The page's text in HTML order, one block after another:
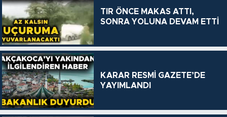
TIR ÖNCE MAKAS ATTI,
SONRA YOLUNA DEVAM ETTİ
KARAR RESMİ GAZETE’DE
YAYIMLANDI